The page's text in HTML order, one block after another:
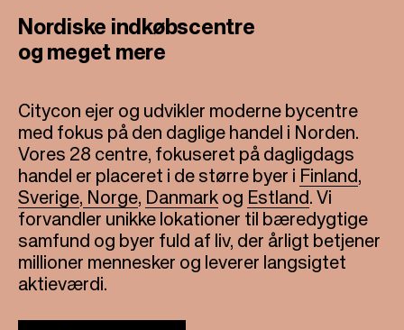
Nordiske indkøbscentre
og meget mere
Citycon ejer og udvikler moderne bycentre
med fokus på den daglige handel i Norden.
Vores 28 centre, fokuseret på dagligdags
handel er placeret i de større byer i Finland ,
Sverige, Norge, Danmark og Estland . Vi
forvandler unikke lokationer til bæredygtige
samfund og byer fuld af liv, der årligt betjener
millioner mennesker og leverer langsigtet
aktieværdi.